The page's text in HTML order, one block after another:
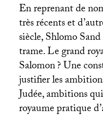
En reprenant de
très récents et
siècle, Shlomo
trame. Le grand
Salomon? Une
justifier les
Judée, ambitions
royaume pratique